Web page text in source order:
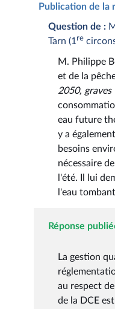
Publication de la
Question de :
Tarn (1 re
M. Philippe
et de la
2050, graves
eau future
y a
besoins
nécessaire
l'été. Il lui
l'eau
Réponse
La gestion
au respect
de la DCE